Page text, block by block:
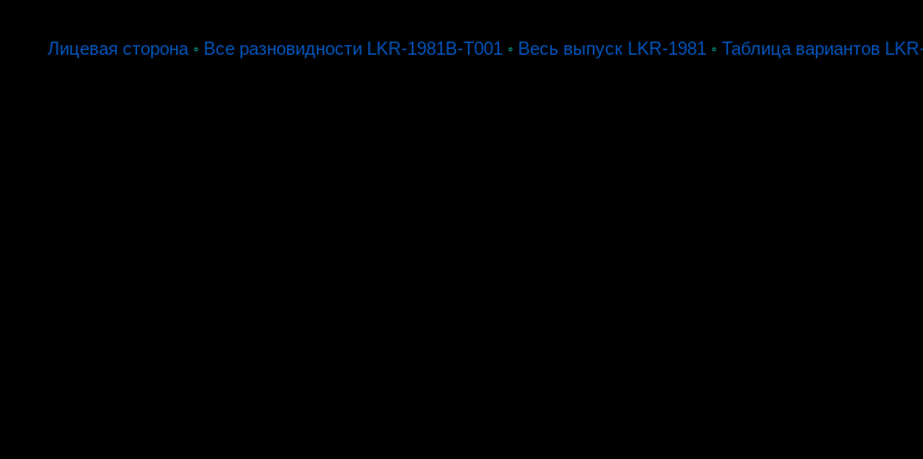
Лицевая сторона◦ Все разновидности LKR-1981B-T001 ◦ Весь выпуск LKR-1981 ◦ Таблица вариантов